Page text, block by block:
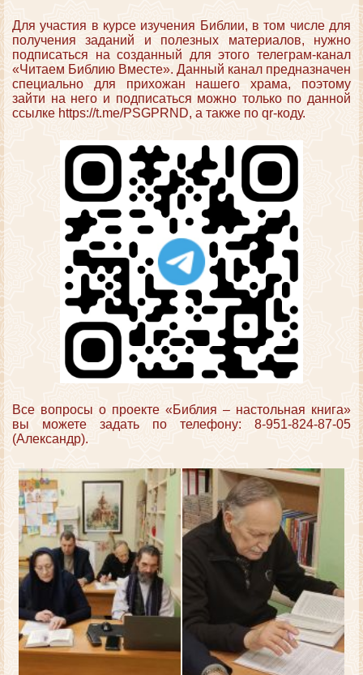
Для участия в курсе изучения Библии, в том числе для
получения заданий и полезных материалов, нужно
подписаться на созданный для этого телеграм-канал
«Читаем Библию Вместе». Данный канал предназначен
специально для прихожан нашего храма, поэтому
зайти на него и подписаться можно только по данной
ссылке https://t.me/PSGPRND, а также по qr-коду.
Все вопросы о проекте «Библия – настольная книга»
вы можете задать по телефону: 8-951-824-87-05
(Александр).